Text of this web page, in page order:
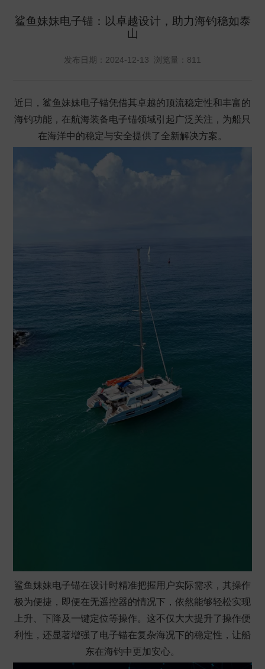
鲨鱼妹妹电子锚：以卓越设计，助力海钓稳如泰
山
发布日期：2024-12-13 浏览量： 811
近日，鲨鱼妹妹电子锚凭借其卓越的顶流稳定性和丰富的
海钓功能 ，在航海装备电子锚领域引起广泛关注，为船只
在海洋中的稳定与安全提供了全新解决方案。
鲨鱼妹妹电子锚在设计时精准把握用户实际需求，其操作
极为便捷，即便在无遥控器的情况下，依然能够轻松实现
上升、下降及一键定位等操作。这不仅大大提升了操作便
利性，还显著增强了 电子锚在复杂海况下的稳定性，让船
东在海钓中更加安心。